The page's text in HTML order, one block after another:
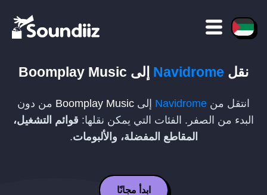
نقل Navidrome إلى Boomplay Music
انتقل من Navidrome إلى Boomplay Music من دون
البدء من الصفر. الفئات التي يمكن نقلها: قوائم التشغيل،
المقاطع المفضلة، والألبومات.
ابدأ مجانًا